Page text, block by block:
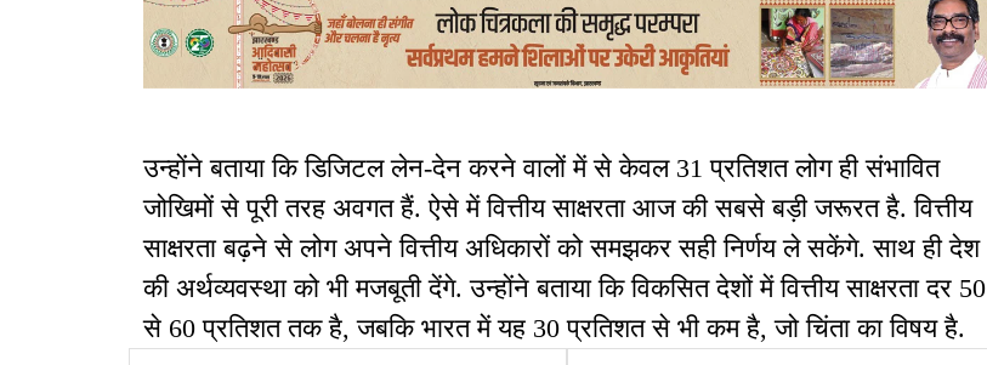
उन्होंने बताया कि डिजिटल लेन-देन करने वालों में से केवल 31 प्रतिशत लोग ही संभावित
जोखिमों से पूरी तरह अवगत हैं. ऐसे में वित्तीय साक्षरता आज की सबसे बड़ी जरूरत है. वित्तीय
साक्षरता बढ़ने से लोग अपने वित्तीय अधिकारों को समझकर सही निर्णय ले सकेंगे. साथ ही देश
की अर्थव्यवस्था को भी मजबूती देंगे. उन्होंने बताया कि विकसित देशों में वित्तीय साक्षरता दर 50
से 60 प्रतिशत तक है, जबकि भारत में यह 30 प्रतिशत से भी कम है, जो चिंता का विषय है.